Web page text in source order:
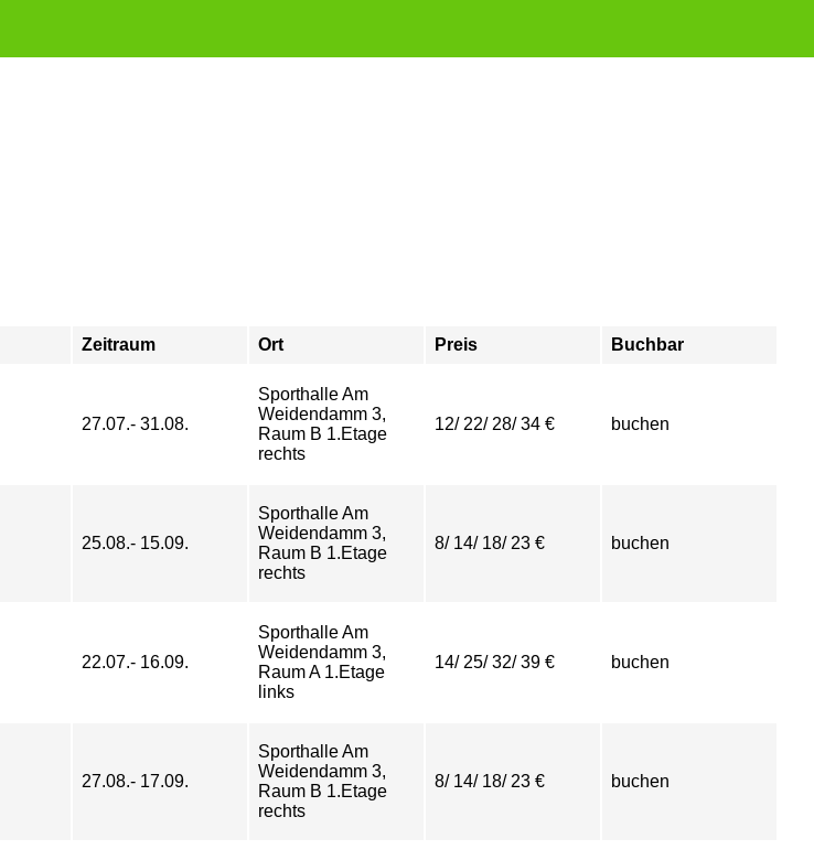
Zeitraum Ort Preis Buchbar
27.07.- 31.08.
Sporthalle Am
Weidendamm 3,
Raum B 1.Etage
rechts
12/ 22/ 28/ 34 € buchen
25.08.- 15.09.
Sporthalle Am
Weidendamm 3,
Raum B 1.Etage
rechts
8/ 14/ 18/ 23 € buchen
22.07.- 16.09.
Sporthalle Am
Weidendamm 3,
Raum A 1.Etage
links
14/ 25/ 32/ 39 € buchen
27.08.- 17.09.
Sporthalle Am
Weidendamm 3,
Raum B 1.Etage
rechts
8/ 14/ 18/ 23 € buchen